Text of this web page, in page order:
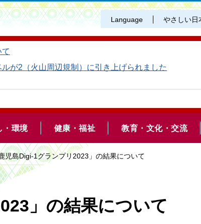
Language やさしい日
が2（火山周辺規制）に引き上げられました
・環境 健康・福祉 教育・文化・交流
児島Digi-1グランプリ2023」の結果について
」の結果について